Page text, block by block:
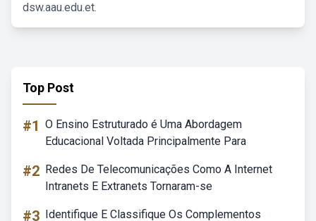
dsw.aau.edu.et.
Top Post
#1 O Ensino Estruturado é Uma Abordagem
Educacional Voltada Principalmente Para
#2 Redes De Telecomunicações Como A Internet
Intranets E Extranets Tornaram-se
#3 Identifique E Classifique Os Complementos